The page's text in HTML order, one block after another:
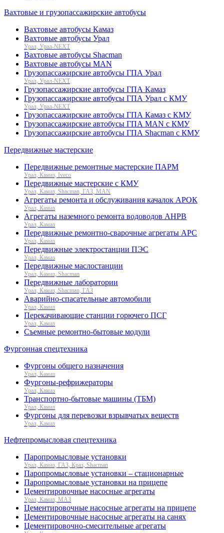
Вахтовые и грузопассажирские автобусы
Вахтовые автобусы Камаз
Вахтовые автобусы Урал
Урал, Урал-NEXT
Вахтовые автобусы Shacman
Вахтовые автобусы MAN
Грузопассажирские автобусы ГПА Урал
Урал, Урал-NEXT
Грузопассажирские автобусы ГПА Камаз
Грузопассажирские автобусы ГПА Урал с КМУ
Урал, Урал-NEXT
Грузопассажирские автобусы ГПА Камаз с КМУ
Грузопассажирские автобусы ГПА MAN с КМУ
Грузопассажирские автобусы ГПА Shacman с КМУ
Передвижные мастерские
Передвижные ремонтные мастерские ПАРМ
Урал, Камаз, Iveco
Передвижные мастерские с КМУ
Урал, Камаз, Shacman, ГАЗ, MAN
Агрегаты ремонта и обслуживания качалок АРОК
Урал, Камаз
Агрегаты наземного ремонта водоводов АНРВ
Урал, Камаз
Передвижные ремонтно-сварочные агрегаты АРС
Урал, Камаз
Передвижные электростанции ПЭС
Урал, Камаз
Передвижные маслостанции
Урал, Камаз, Shacman
Передвижные лаборатории
Урал, Камаз, Shacman, ГАЗ
Аварийно-спасательные автомобили
Урал, Камаз
Перекачивающие станции горючего ПСГ
Урал, Камаз
Съемные ремонтно-бытовые модули
Фургонная спецтехника
Фургоны общего назначения
Урал, Камаз
Фургоны-рефрижераторы
Урал, Камаз
Транспортно-бытовые машины (ТБМ)
Урал, Камаз
Фургоны для перевозки взрывчатых веществ
Урал, Камаз
Нефтепромысловая спецтехника
Паропромысловые установки
Урал, Камаз, ГАЗ, Краз, Shacman
Паропромысловые установки – стационарные
Паропромысловые установки на прицепе
Цементировочные насосные агрегаты
Урал, Камаз, МАЗ
Цементировочные насосные агрегаты на прицепе
Цементировочные насосные агрегаты на санях
Цементировочно-смесительные агрегаты